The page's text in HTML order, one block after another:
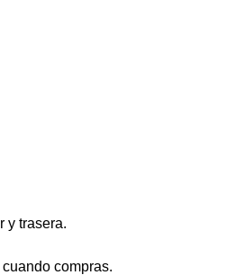
y trasera.
compras.